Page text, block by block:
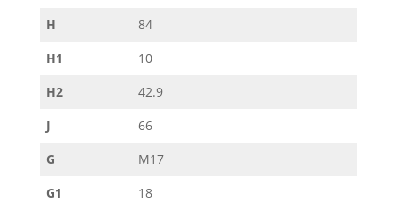
H
84
H1
10
H2
42.9
J
66
G
M17
G1
18